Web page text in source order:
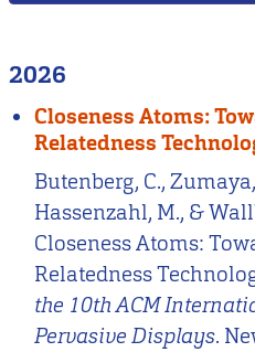
2026
Closeness Atoms:
Relatedness
Butenberg, C.,
Hassenzahl, M., &
Closeness Atoms:
Relatedness
the 10th ACM
Pervasive Displays.